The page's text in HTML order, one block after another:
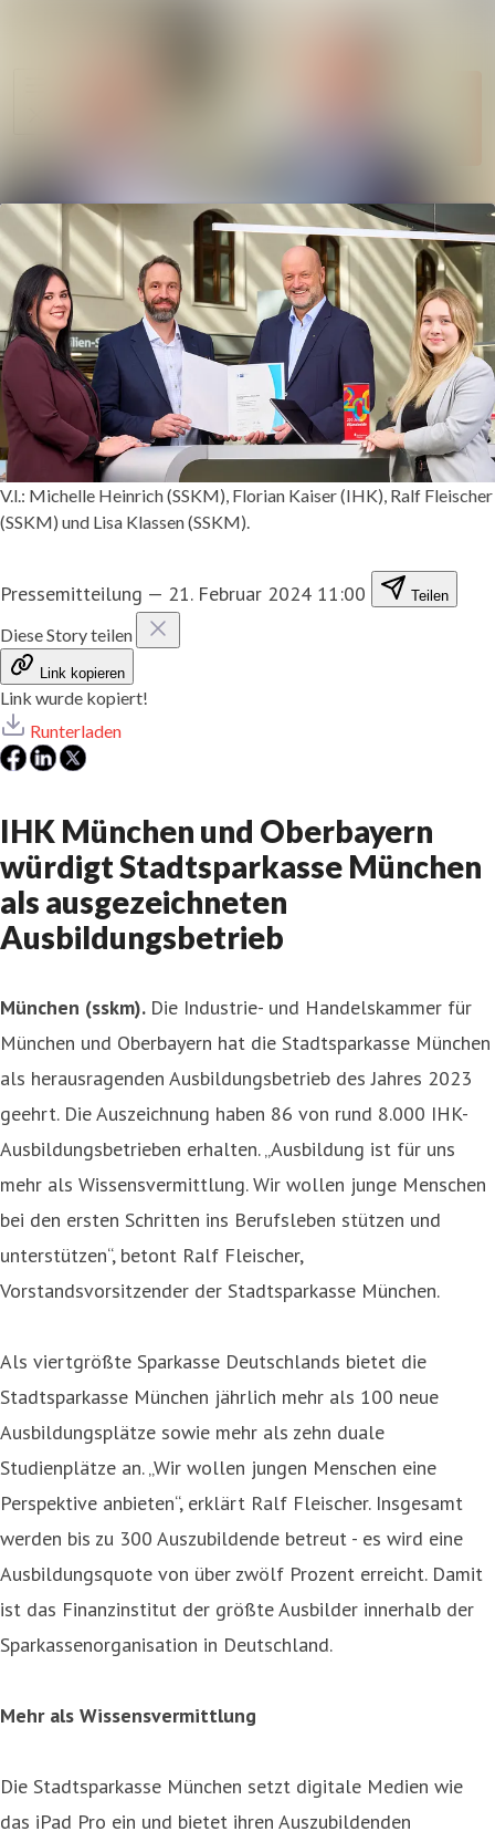
V.l.: Michelle Heinrich (SSKM), Florian Kaiser (IHK), Ralf Fleischer
(SSKM) und Lisa Klassen (SSKM).
Pressemitteilung — 21. Februar 2024 11:00 Teilen
Diese Story teilen
Link kopieren
Link wurde kopiert!
Runterladen
IHK München und Oberbayern
würdigt Stadtsparkasse München
als ausgezeichneten
Ausbildungsbetrieb
München (sskm). Die Industrie- und Handelskammer für
München und Oberbayern hat die Stadtsparkasse München
als herausragenden Ausbildungsbetrieb des Jahres 2023
geehrt. Die Auszeichnung haben 86 von rund 8.000 IHK-
Ausbildungsbetrieben erhalten. „Ausbildung ist für uns
mehr als Wissensvermittlung. Wir wollen junge Menschen
bei den ersten Schritten ins Berufsleben stützen und
unterstützen“, betont Ralf Fleischer,
Vorstandsvorsitzender der Stadtsparkasse München.
Als viertgrößte Sparkasse Deutschlands bietet die
Stadtsparkasse München jährlich mehr als 100 neue
Ausbildungsplätze sowie mehr als zehn duale
Studienplätze an. „Wir wollen jungen Menschen eine
Perspektive anbieten“, erklärt Ralf Fleischer. Insgesamt
werden bis zu 300 Auszubildende betreut - es wird eine
Ausbildungsquote von über zwölf Prozent erreicht. Damit
ist das Finanzinstitut der größte Ausbilder innerhalb der
Sparkassenorganisation in Deutschland.
Mehr als Wissensvermittlung
Die Stadtsparkasse München setzt digitale Medien wie
das iPad Pro ein und bietet ihren Auszubildenden